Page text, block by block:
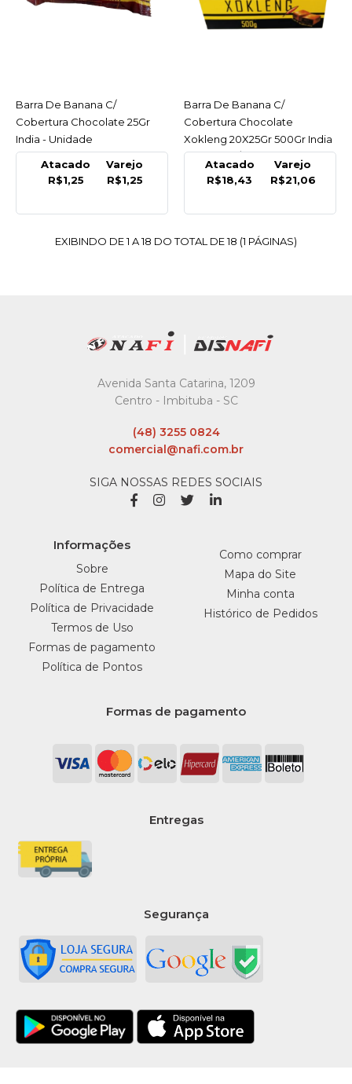
COMPARAR
Barra Cereal Granofibra
Light Morango/Chocolate
24X20Gr Granofibra -
Display C/24
Barra Cereal Granofibra
20Gr
INDISPONÍVEL
R$1,92
COMPRAR
COMPARAR
LISTA DE DESEJO
GRANOFIBRA
COMPARAR
R$1,25
COMPRAR
LISTA DE DESEJO
ACESSAR
Barra De Banana C/
Cobertura Chocolate 25Gr
India - Unidade
Atacado
R$1,25
Varejo
R$1,25
ACESSAR
Barra De Banana C/
Cobertura Chocolate
Xokleng 20X25Gr 500Gr India
- Display C/20 Un
Atacado
R$18,43
Varejo
R$21,06
EXIBINDO DE 1 A 18 DO TOTAL DE 18 (1 PÁGINAS)
Avenida Santa Catarina, 1209
Centro - Imbituba - SC
(48) 3255 0824
comercial@nafi.com.br
SIGA NOSSAS REDES SOCIAIS
Informações
Sobre
Política de Entrega
Política de Privacidade
Termos de Uso
Formas de pagamento
Política de Pontos
Como comprar
Mapa do Site
Minha conta
Histórico de Pedidos
Formas de pagamento
Entregas
Segurança